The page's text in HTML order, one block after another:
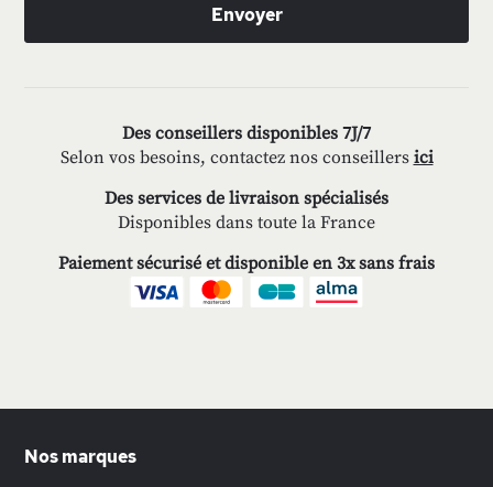
Envoyer
Des conseillers disponibles 7J/7
Selon vos besoins, contactez nos conseillers ici
Des services de livraison spécialisés
Disponibles dans toute la France
Paiement sécurisé et disponible en 3x sans frais
Nos marques